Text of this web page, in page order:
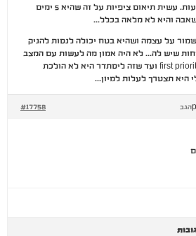
לשאוב באופן רציני. כל 3 שעות. עשית תיאום ציפיות על זה שהיא 5 ימים
והיא לא מלאה בכלל…
על עצמה ושהיא בטח יכולה לנסות להניק
שיש לה… לא היה אמון מה לעשות עם המצב
של החום גוף הנמוך שהיה first priority ועד שזה ליסתדר היא לא הולכת
היא תצטרך לעלות למיון…
#17758 הגב